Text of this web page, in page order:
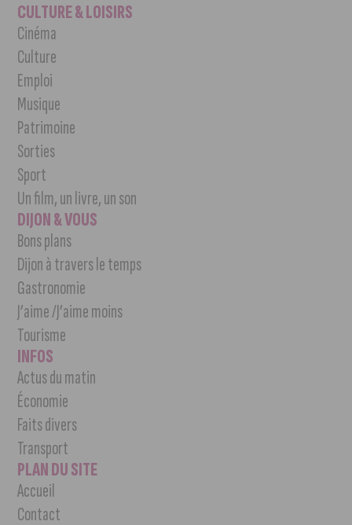
CULTURE & LOISIRS
Cinéma
Culture
Emploi
Musique
Patrimoine
Sorties
Sport
Un film, un livre, un son
DIJON & VOUS
Bons plans
Dijon à travers le temps
Gastronomie
J’aime /J’aime moins
Tourisme
INFOS
Actus du matin
Économie
Faits divers
Transport
PLAN DU SITE
Accueil
Contact